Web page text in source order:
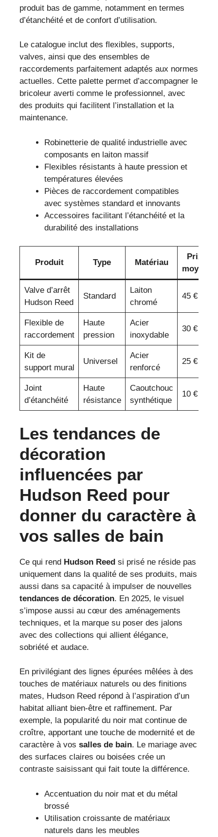
produit bas de gamme, notamment en termes
d’étanchéité et de confort d’utilisation.
Le catalogue inclut des flexibles, supports,
valves, ainsi que des ensembles de
raccordements parfaitement adaptés aux normes
actuelles. Cette palette permet d’accompagner le
bricoleur averti comme le professionnel, avec
des produits qui facilitent l’installation et la
maintenance.
Robinetterie de qualité industrielle avec
composants en laiton massif
Flexibles résistants à haute pression et
températures élevées
Pièces de raccordement compatibles
avec systèmes standard et innovants
Accessoires facilitant l’étanchéité et la
durabilité des installations
Produit Type Matériau
Prix
moyen
Valve d’arrêt
Hudson Reed
Standard
Laiton
chromé
45 €
Flexible de
raccordement
Haute
pression
Acier
inoxydable
30 €
Kit de
support mural
Universel
Acier
renforcé
25 €
Joint
d’étanchéité
Haute
résistance
Caoutchouc
synthétique
10 €
Les tendances de
décoration
influencées par
Hudson Reed pour
donner du caractère à
vos salles de bain
Ce qui rend Hudson Reed si prisé ne réside pas
uniquement dans la qualité de ses produits, mais
aussi dans sa capacité à impulser de nouvelles
tendances de décoration. En 2025, le visuel
s’impose aussi au cœur des aménagements
techniques, et la marque su poser des jalons
avec des collections qui allient élégance,
sobriété et audace.
En privilégiant des lignes épurées mêlées à des
touches de matériaux naturels ou des finitions
mates, Hudson Reed répond à l’aspiration d’un
habitat alliant bien-être et raffinement. Par
exemple, la popularité du noir mat continue de
croître, apportant une touche de modernité et de
caractère à vos salles de bain. Le mariage avec
des surfaces claires ou boisées crée un
contraste saisissant qui fait toute la différence.
Accentuation du noir mat et du métal
brossé
Utilisation croissante de matériaux
naturels dans les meubles